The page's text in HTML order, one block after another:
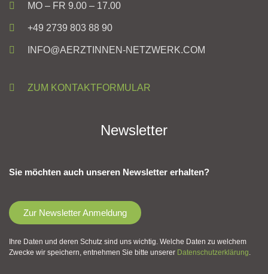
MO – FR 9.00 – 17.00
+49 2739 803 88 90
INFO@AERZTINNEN-NETZWERK.COM
ZUM KONTAKTFORMULAR
Newsletter
Sie möchten auch unseren Newsletter erhalten?
Zur Newsletter Anmeldung
Ihre Daten und deren Schutz sind uns wichtig. Welche Daten zu welchem
Zwecke wir speichern, entnehmen Sie bitte unserer Datenschutzerklärung.